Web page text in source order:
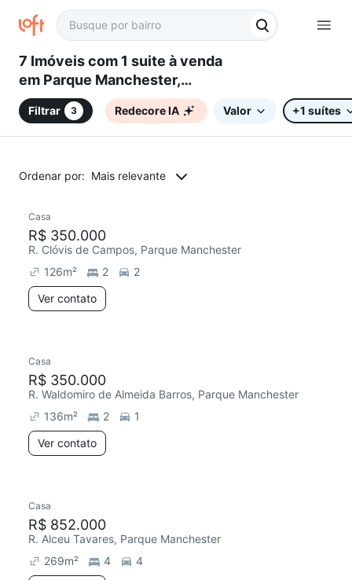
7 Imóveis com 1 suite à venda
em Parque Manchester,
Sorocaba, SP
Filtrar 3 Redecore IA Valor +1 suítes
Ordenar por: Mais relevante
Casa
R$ 350.000
R. Clóvis de Campos, Parque Manchester
126m² 2
2
Ver contato
Casa
R$ 350.000
R. Waldomiro de Almeida Barros, Parque Manchester
136m² 2
1
Ver contato
Casa
R$ 852.000
R. Alceu Tavares, Parque Manchester
269m² 4
4